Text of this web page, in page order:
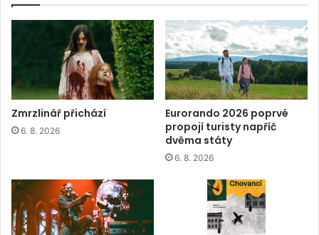
Zmrzlinář přichází
6. 8. 2026
Eurorando 2026 poprvé
propojí turisty napříč
dvěma státy
6. 8. 2026